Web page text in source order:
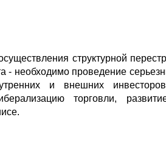
структурной
- необходимо проведение
и внешних
торговли,